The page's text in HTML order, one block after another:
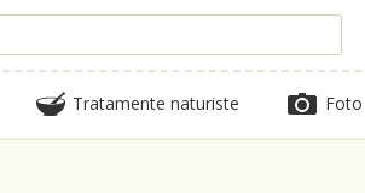
Tratamente naturiste Foto